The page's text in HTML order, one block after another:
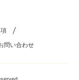
問い合わせ